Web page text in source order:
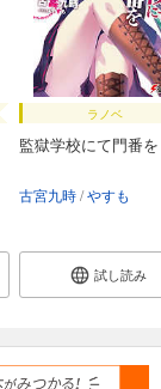
ラノベ
監獄学校にて門番を
古宮九時 やすも
試し読み